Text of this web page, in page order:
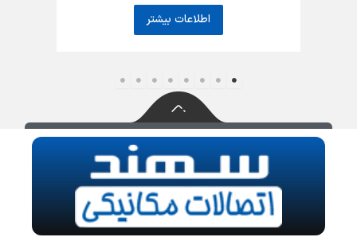
اطلاعات بیشتر